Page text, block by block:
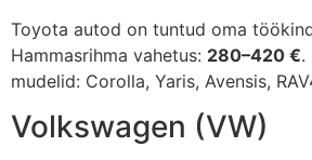
Toyota autod on tuntud oma
Hammasrihma vahetus: 280–420 €.
mudelid: Corolla, Yaris, Avensis,
Volkswagen (VW)